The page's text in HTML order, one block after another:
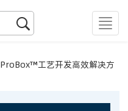
menu

ProBox™工艺开发高效解决方